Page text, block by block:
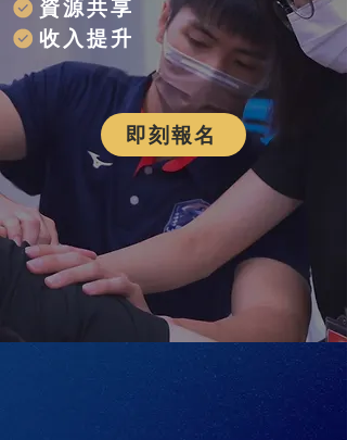
即刻報名
資源共享
​收入提升